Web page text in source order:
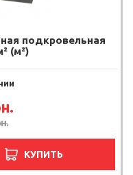
подкровельная
(м²)
КУПИТЬ